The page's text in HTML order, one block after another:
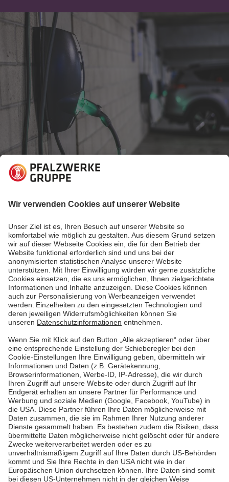
29.07.2020
Elektromobilität erleben
E-Mobilität braucht Ladeinfrastruktur für
Wohnanlagen
Die Bundesregierung investiert erstmals in den
Ausbau privater Ladestationen. 500 Millionen Euro
lässt sie sich dieses Unterfangen kosten. Doch was
gilt es beim Aufbau der Ladeinfrastruktur in
Wohnungsanlagen zu beachten?
Mehr lesen
Mehr lesen
Pfalzwerke
Über uns & Autoren
Datenschutz
Impressum